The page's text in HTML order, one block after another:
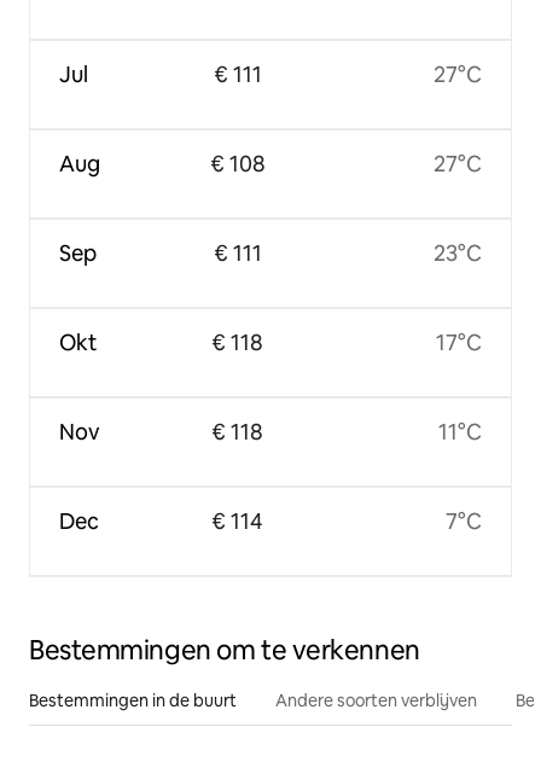
Jul
Aug
Sep
Okt
Nov
Dec
€ 111
€ 108
€ 111
€ 118
€ 118
€ 114
27°C
27°C
23°C
17°C
11°C
7°C
Bestemmingen om te verkennen
Bestemmingen in de buurt Andere soorten verblijven